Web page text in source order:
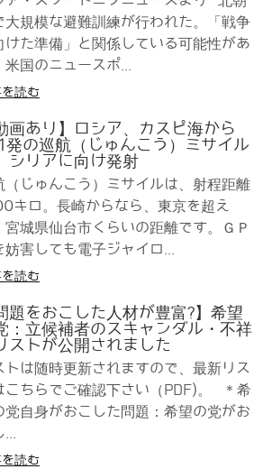
大規模な避難訓練が行われた。「戦争
けた準備」と関係している可能性があ
米国のニュースポ...
読む
画あり】ロシア、カスピ海から
発の巡航（じゅんこう）ミサイル
シリアに向け発射
（じゅんこう）ミサイルは、射程距離
キロ。長崎からなら、東京を超え
宮城県仙台市くらいの距離です。ＧＰ
妨害しても電子ジャイロ...
読む
題をおこした人材が豊富?】希望
：立候補者のスキャンダル・不祥
ストが公開されました
トは随時更新されますので、最新リス
こちらでご確認下さい（PDF)。 ＊希
党自身がおこした問題：希望の党がお
読む